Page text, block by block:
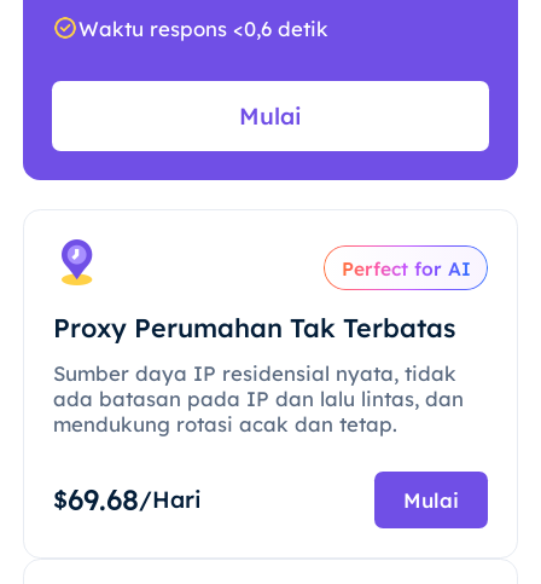
Waktu respons <0,6 detik
Mulai
Perfect for AI
Proxy Perumahan Tak Terbatas
Sumber daya IP residensial nyata, tidak
ada batasan pada IP dan lalu lintas, dan
mendukung rotasi acak dan tetap.
$69.68/Hari Mulai